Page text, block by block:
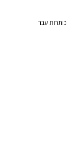
כותרות עבר